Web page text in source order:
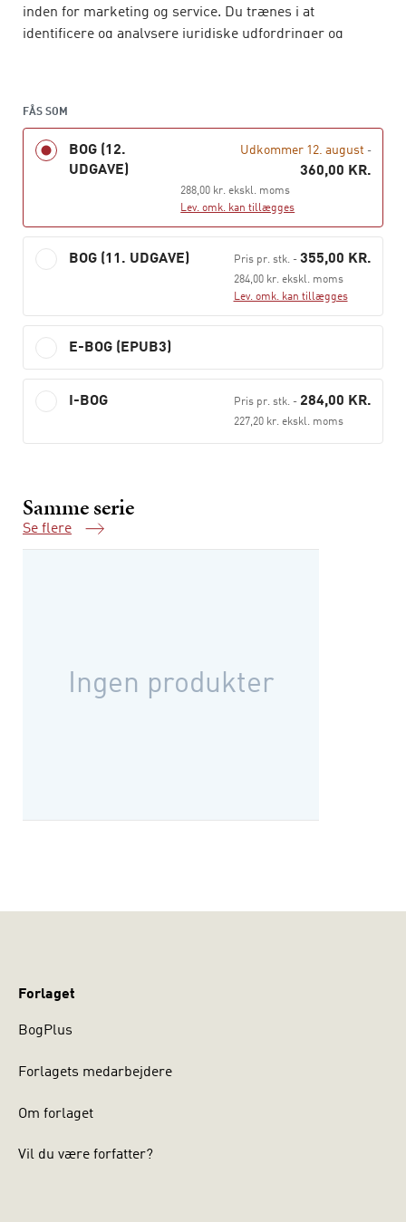
inden for marketing og service. Du trænes i at
identificere og analysere juridiske udfordringer og
diplomuddannelser samt uddannelser på
bachelorniveau, men den er også god for praktikere, der
vil have et overblik over området.
Erhvervsjura – opgave- og
, 5. udgave, der understøtter læring og
undervisning.
FÅS SOM
BOG (12.
UDGAVE)
Udkommer 12. august -
360,00 KR.
288,00 kr. ekskl. moms
Lev. omk. kan tillægges
BOG (11. UDGAVE) Pris pr. stk.- 355,00 KR.
284,00 kr. ekskl. moms
Lev. omk. kan tillægges
E-BOG (EPUB3)
I-BOG Pris pr. stk.- 284,00 KR.
227,20 kr. ekskl. moms
Samme serie
Se flere
Samme serie
Ingen produkter
Forlaget
BogPlus
Forlagets medarbejdere
Om forlaget
Vil du være forfatter?